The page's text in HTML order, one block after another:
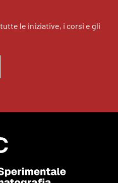
le iniziative, i corsi e gli